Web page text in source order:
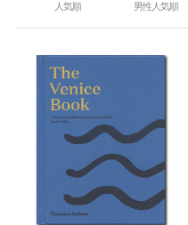
人気順 男性人気順